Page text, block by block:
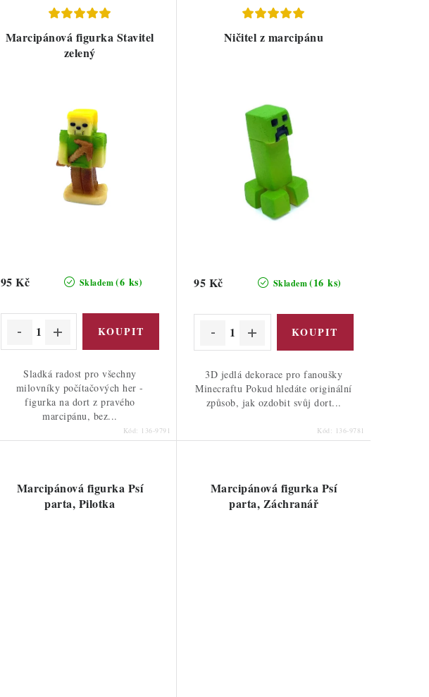
Marcipánová figurka Stavitel
zelený
Skladem (6 ks)
95 Kč
Sladká radost pro všechny
milovníky počítačových her -
figurka na dort z pravého
marcipánu, bez...
Kód: 136-9791
Ničitel z marcipánu
Skladem (16 ks)
95 Kč
3D jedlá dekorace pro fanoušky
Minecraftu Pokud hledáte originální
způsob, jak ozdobit svůj dort...
Kód: 136-9781
Marcipánová figurka Psí
parta, Pilotka
Marcipánová figurka Psí
parta, Záchranář